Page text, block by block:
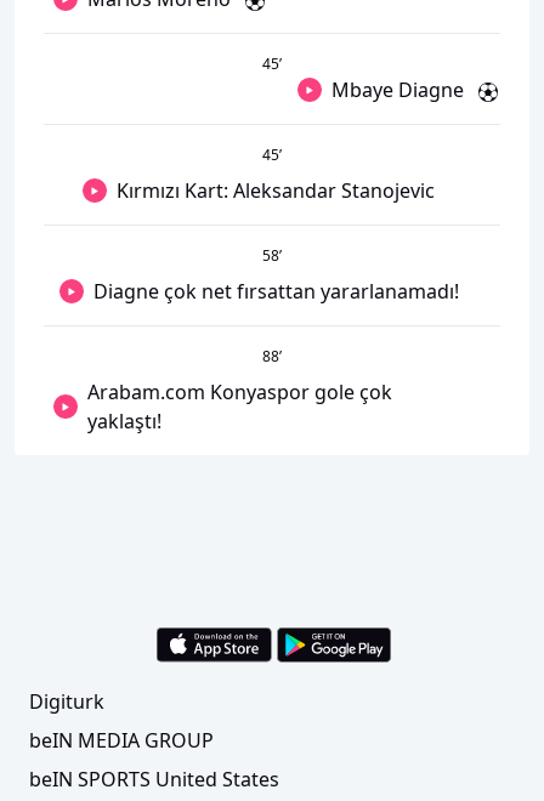
45’
Mbaye Diagne
45’
Kırmızı Kart: Aleksandar Stanojevic
58’
Diagne çok net fırsattan yararlanamadı!
88’
Arabam.com Konyaspor gole çok
yaklaştı!
Digiturk
beIN MEDIA GROUP
beIN SPORTS United States